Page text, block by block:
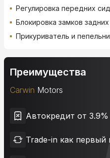
Регулировка передних
Блокировка замков
Прикуриватель и
Преимущества
Carwin Motors
Автокредит от 3.9%
Trade-in как первый